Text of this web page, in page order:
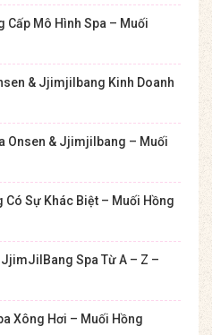
Mô Hình Spa – Muối
& Jjimjilbang Kinh Doanh
Onsen & Jjimjilbang – Muối
Sự Khác Biệt – Muối Hồng
Spa Từ A – Z –
Xông Hơi – Muối Hồng